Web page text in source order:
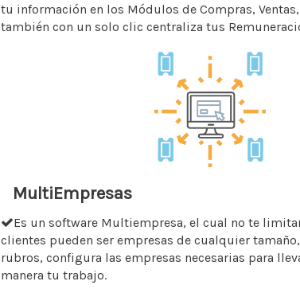
tu información en los Módulos de Compras,
también con un solo clic centraliza tus
MultiEmpresas
Es un software Multiempresa, el cual no te
clientes pueden ser empresas de cualquier
rubros, configura las empresas necesarias para
manera tu trabajo.